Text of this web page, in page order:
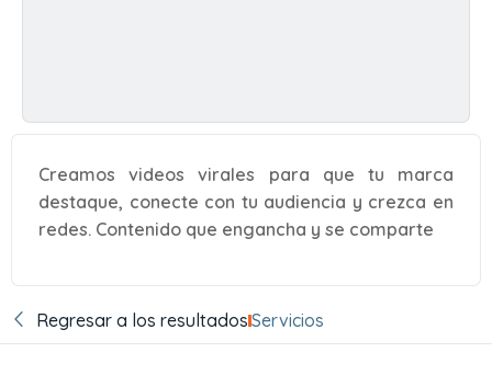
Creamos videos virales para que tu marca
destaque, conecte con tu audiencia y crezca en
redes. Contenido que engancha y se comparte
Regresar a los resultadosServicios